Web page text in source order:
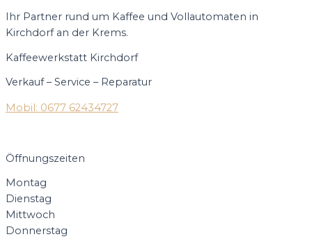
Ihr Partner rund um Kaffee und Vollautomaten in
Kirchdorf an der Krems.
Kaffeewerkstatt Kirchdorf
Verkauf – Service – Reparatur
Mobil: 0677 62434727
Öffnungszeiten
Montag
Dienstag
Mittwoch
Donnerstag